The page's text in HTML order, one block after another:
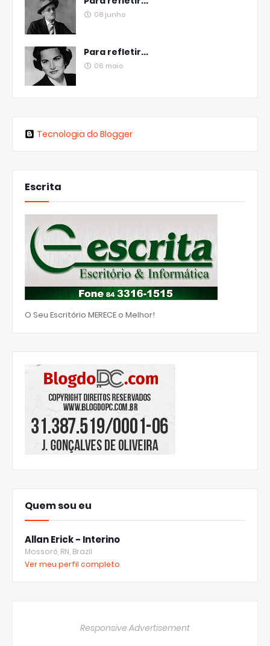
08 junho
Para refletir...
06 maio
Tecnologia do Blogger
Escrita
O Seu Escritório MERECE o Melhor!
Quem sou eu
Allan Erick - Interino
Mossoró, RN, Brazil
Ver meu perfil completo
Responsive Advertisement